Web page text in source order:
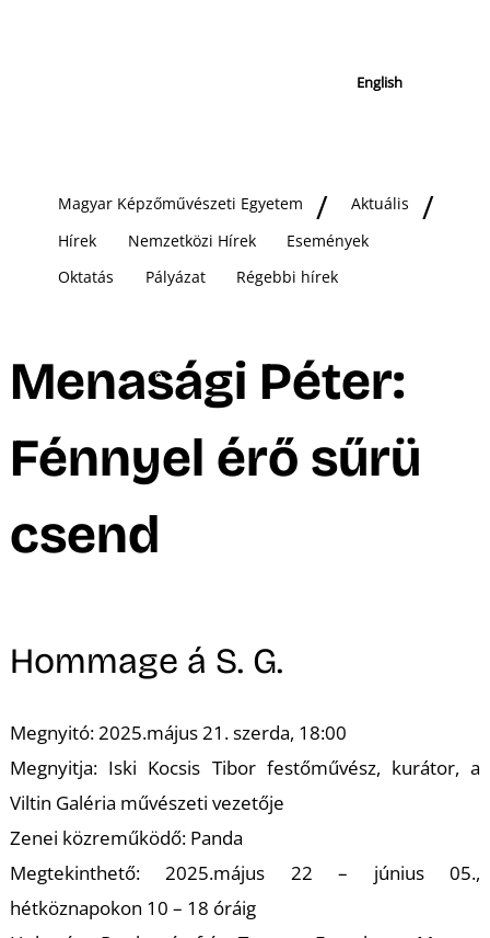
English
Magyar Képzőművészeti Egyetem
Aktuális
Hírek
Nemzetközi Hírek
Események
Oktatás
Pályázat Régebbi hírek
Menasági Péter:
Fénnyel érő sűrü
csend
Hommage á S. G.
Megnyitó: 2025.május 21. szerda, 18:00
Megnyitja: Iski Kocsis Tibor festőművész, kurátor, a
Viltin Galéria művészeti vezetője
Zenei közreműködő: Panda
Megtekinthető: 2025.május 22 – június 05.,
hétköznapokon 10 – 18 óráig